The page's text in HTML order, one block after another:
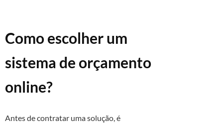
Como escolher um
sistema de orçamento
online?
Antes de contratar uma solução, é